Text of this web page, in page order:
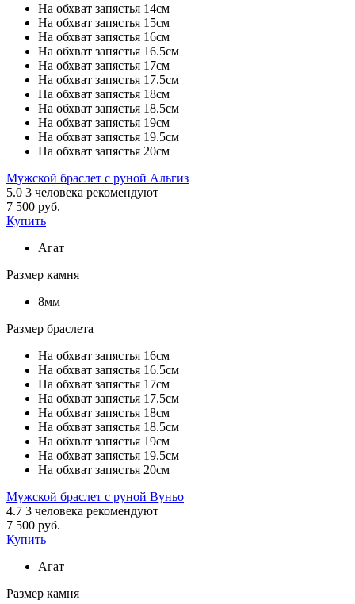
На обхват запястья 14см
На обхват запястья 15см
На обхват запястья 16см
На обхват запястья 16.5см
На обхват запястья 17см
На обхват запястья 17.5см
На обхват запястья 18см
На обхват запястья 18.5см
На обхват запястья 19см
На обхват запястья 19.5см
На обхват запястья 20см
Мужской браслет с руной Альгиз
5.0 3 человека рекомендуют
7 500 руб.
Купить
Агат
Размер камня
8мм
Размер браслета
На обхват запястья 16см
На обхват запястья 16.5см
На обхват запястья 17см
На обхват запястья 17.5см
На обхват запястья 18см
На обхват запястья 18.5см
На обхват запястья 19см
На обхват запястья 19.5см
На обхват запястья 20см
Мужской браслет с руной Вуньо
4.7 3 человека рекомендуют
7 500 руб.
Купить
Агат
Размер камня